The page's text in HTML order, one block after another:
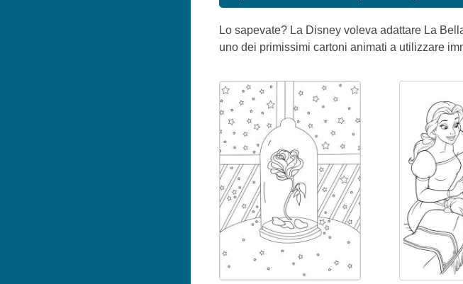
Lo sapevate? La Disney voleva adattare La
uno dei primissimi cartoni animati a utilizzare